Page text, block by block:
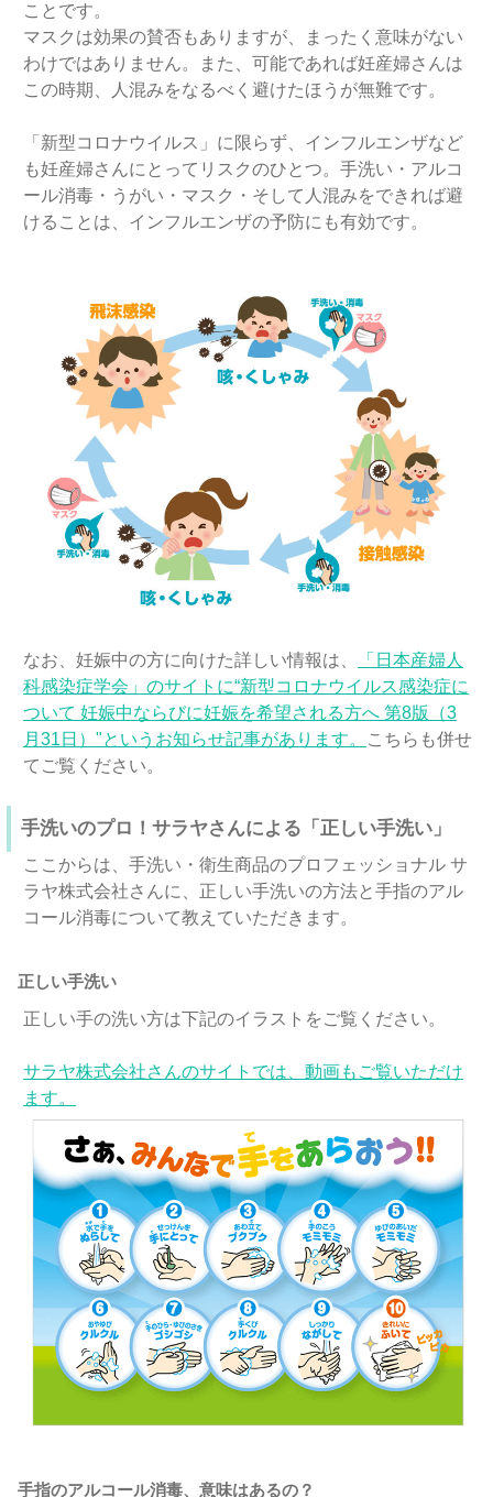
ことです。
マスクは効果の賛否もありますが、まったく意味がない
わけではありません。また、可能であれば妊産婦さんは
この時期、人混みをなるべく避けたほうが無難です。
「新型コロナウイルス」に限らず、インフルエンザなど
も妊産婦さんにとってリスクのひとつ。手洗い・アルコ
ール消毒・うがい・マスク・そして人混みをできれば避
けることは、インフルエンザの予防にも有効です。
なお、妊娠中の方に向けた詳しい情報は、
「⽇本産婦⼈
科感染症学会」のサイトに“新型コロナウイルス感染症に
ついて 妊娠中ならびに妊娠を希望される方へ 第8版（3
月31日）"というお知らせ記事があります。
こちらも併せ
てご覧ください。
手洗いのプロ！サラヤさんによる「正しい手洗い」
ここからは、手洗い・衛生商品のプロフェッショナル サ
ラヤ株式会社さんに、正しい手洗いの方法と手指のアル
コール消毒について教えていただきます。
正しい手洗い
正しい手の洗い方は下記のイラストをご覧ください。
サラヤ株式会社さんのサイトでは、動画もご覧いただけ
ます。
手指のアルコール消毒、意味はあるの？